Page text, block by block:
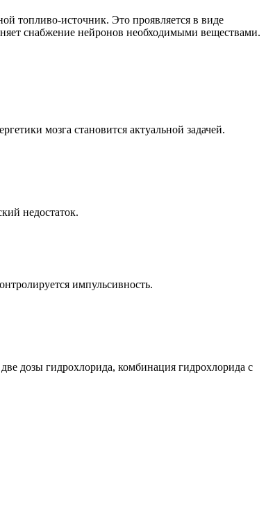
топливо‑источник. Это проявляется в виде
снабжение нейронов необходимыми веществами.
мозга становится актуальной задачей.
недостаток.
импульсивность.
дозы гидрохлорида, комбинация гидрохлорида с